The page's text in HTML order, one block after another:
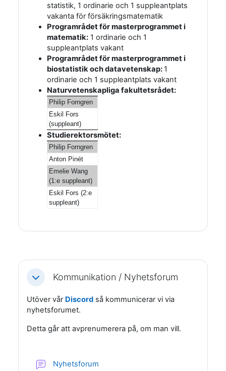
statistik, 1 ordinarie och 1 suppleantplats
vakanta för försäkringsmatematik
Programrådet för masterprogrammet i
matematik: 1 ordinarie och 1
suppleantplats vakant
Programrådet för masterprogrammet i
biostatistik och datavetenskap: 1
ordinarie och 1 suppleantplats vakant
Naturvetenskapliga fakultetsrådet:
Philip Forngren
Eskil Fors
(suppleant)
Studierektorsmötet:
Philip Forngren
Anton Pinét
Emelie Wang
(1:e suppleant)
Eskil Fors (2:e
suppleant)
Fäll ihopKommunikation / Nyhetsforum
Utöver vår Discord så kommunicerar vi via
nyhetsforumet.
Detta går att avprenumerera på, om man vill.
Nyhetsforum